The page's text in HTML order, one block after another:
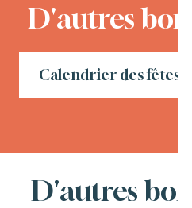
D'autres
Calendrier des fêtes
D'autres